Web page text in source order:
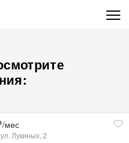
/мес
ул. Лукиных, 2